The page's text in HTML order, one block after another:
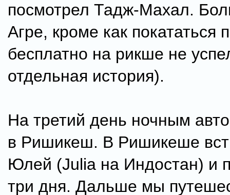
посмотрел Тадж-Махал.
Агре, кроме как покататься
бесплатно на рикше не
отдельная история).
На третий день ночным
в Ришикеш. В Ришикеше
Юлей (Julia на Индостан) и
три дня. Дальше мы